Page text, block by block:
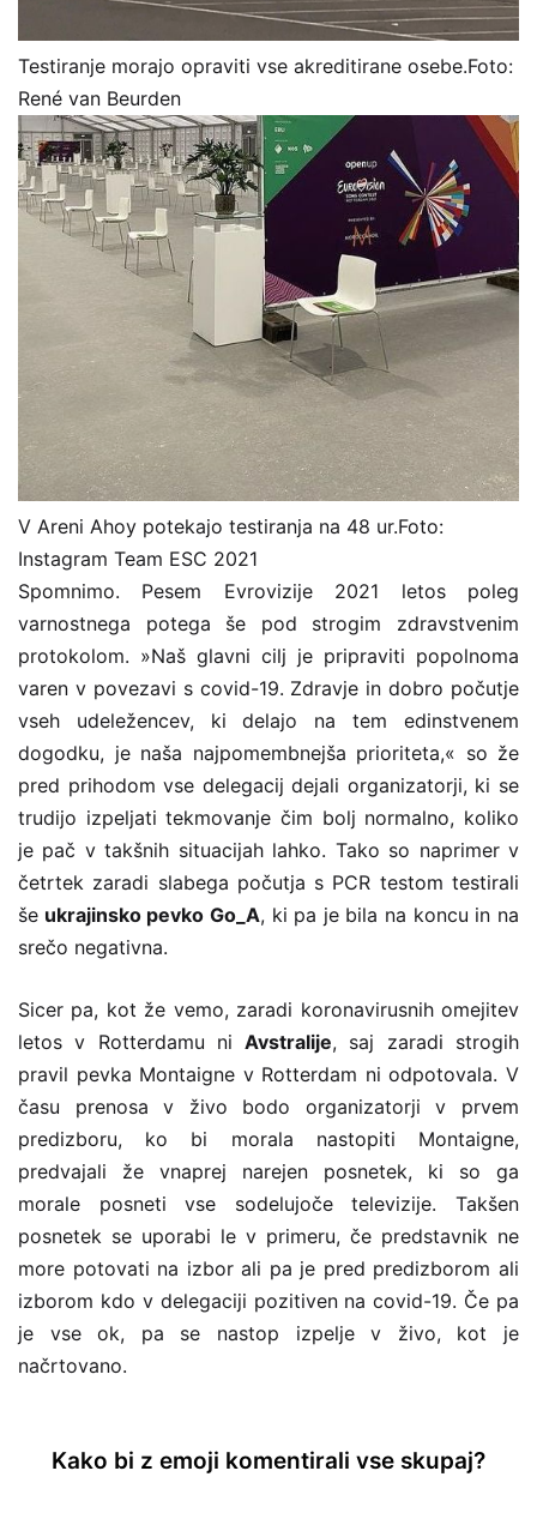
Testiranje morajo opraviti vse akreditirane osebe.Foto:
René van Beurden
V Areni Ahoy potekajo testiranja na 48 ur.Foto:
Instagram Team ESC 2021
Spomnimo. Pesem Evrovizije 2021 letos poleg
varnostnega potega še pod strogim zdravstvenim
protokolom. »Naš glavni cilj je pripraviti popolnoma
varen v povezavi s covid-19. Zdravje in dobro počutje
vseh udeležencev, ki delajo na tem edinstvenem
dogodku, je naša najpomembnejša prioriteta,« so že
pred prihodom vse delegacij dejali organizatorji, ki se
trudijo izpeljati tekmovanje čim bolj normalno, koliko
je pač v takšnih situacijah lahko. Tako so naprimer v
četrtek zaradi slabega počutja s PCR testom testirali
še ukrajinsko pevko Go_A, ki pa je bila na koncu in na
srečo negativna.
Sicer pa, kot že vemo, zaradi koronavirusnih omejitev
letos v Rotterdamu ni Avstralije, saj zaradi strogih
pravil pevka Montaigne v Rotterdam ni odpotovala. V
času prenosa v živo bodo organizatorji v prvem
predizboru, ko bi morala nastopiti Montaigne,
predvajali že vnaprej narejen posnetek, ki so ga
morale posneti vse sodelujoče televizije. Takšen
posnetek se uporabi le v primeru, če predstavnik ne
more potovati na izbor ali pa je pred predizborom ali
izborom kdo v delegaciji pozitiven na covid-19. Če pa
je vse ok, pa se nastop izpelje v živo, kot je
načrtovano.
Kako bi z emoji komentirali vse skupaj?